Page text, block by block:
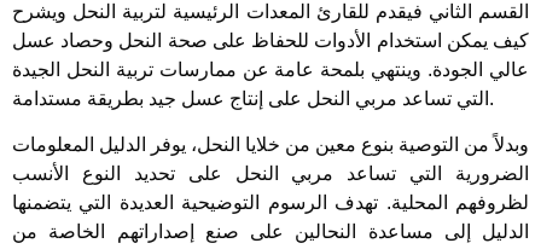
القسم الثاني فيقدم للقارئ المعدات الرئيسية لتربية النحل ويشرح
كيف يمكن استخدام الأدوات للحفاظ على صحة النحل وحصاد عسل
عالي الجودة. وينتهي بلمحة عامة عن ممارسات تربية النحل الجيدة
التي تساعد مربي النحل على إنتاج عسل جيد بطريقة مستدامة.
وبدلاً من التوصية بنوع معين من خلايا النحل، يوفر الدليل المعلومات
الضرورية التي تساعد مربي النحل على تحديد النوع الأنسب
لظروفهم المحلية. تهدف الرسوم التوضيحية العديدة التي يتضمنها
الدليل إلى مساعدة النحالين على صنع إصداراتهم الخاصة من